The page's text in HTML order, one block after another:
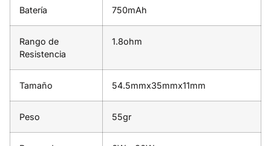
Batería 750mAh
Rango de
Resistencia
1.8ohm
Tamaño 54.5mmx35mmx11mm
Peso 55gr